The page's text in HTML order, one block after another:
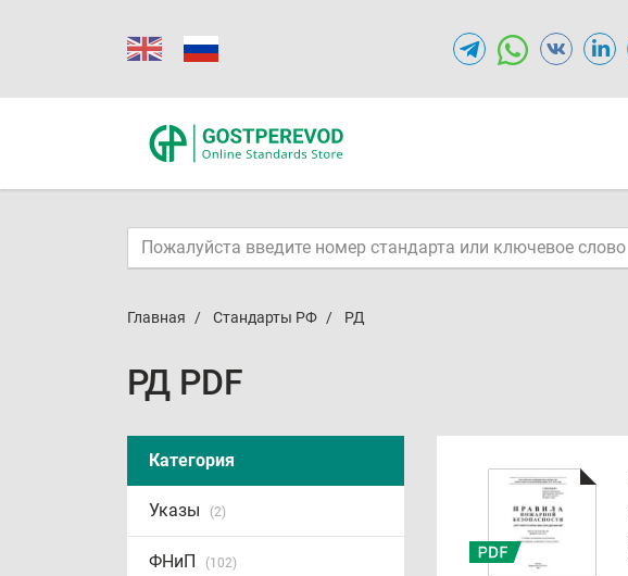
Главная Стандарты РФ РД
РД PDF
Категория
Указы (2)
ФНиП (102)